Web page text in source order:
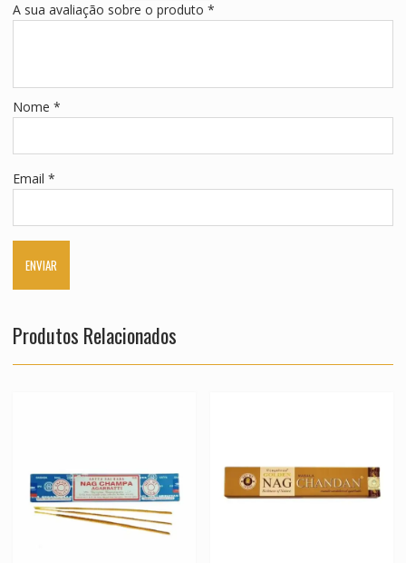
A sua avaliação sobre o produto *
Nome *
Email *
Produtos Relacionados